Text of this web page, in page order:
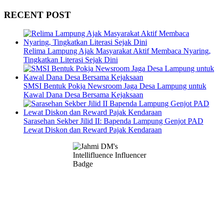
RECENT POST
Relima Lampung Ajak Masyarakat Aktif Membaca Nyaring,
Tingkatkan Literasi Sejak Dini
SMSI Bentuk Pokja Newsroom Jaga Desa Lampung untuk
Kawal Dana Desa Bersama Kejaksaan
Sarasehan Sekber Jilid II: Bapenda Lampung Genjot PAD
Lewat Diskon dan Reward Pajak Kendaraan